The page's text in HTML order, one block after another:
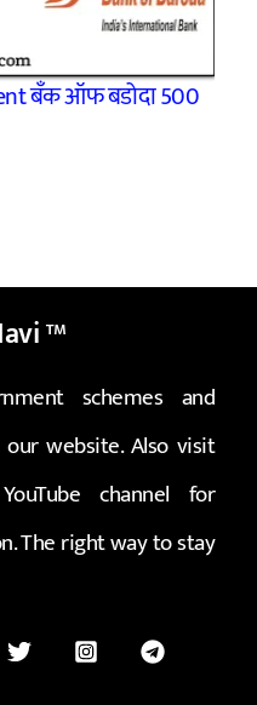
बँक ऑफ बडोदा 500
™
schemes and
website. Also visit
YouTube channel for
The right way to stay